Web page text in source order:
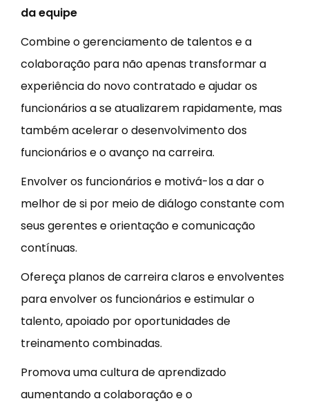
da equipe
Combine o gerenciamento de talentos e a
colaboração para não apenas transformar a
experiência do novo contratado e ajudar os
funcionários a se atualizarem rapidamente, mas
também acelerar o desenvolvimento dos
funcionários e o avanço na carreira.
Envolver os funcionários e motivá-los a dar o
melhor de si por meio de diálogo constante com
seus gerentes e orientação e comunicação
contínuas.
Ofereça planos de carreira claros e envolventes
para envolver os funcionários e estimular o
talento, apoiado por oportunidades de
treinamento combinadas.
Promova uma cultura de aprendizado
aumentando a colaboração e o